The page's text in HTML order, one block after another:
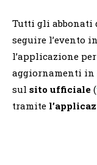
Tutti gli abbonati
seguire l’evento
l’applicazione
aggiornamenti in
sul sito ufficiale (
tramite